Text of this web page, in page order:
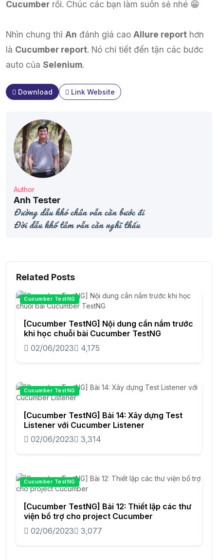
Cucumber rồi. Chúc các bạn làm suôn sẻ nhé 😁
Nhìn chung thì An đánh giá cao Allure report hơn
là Cucumber report. Nó chi tiết đến tận các bước
auto của Selenium.
Download Link Website
Author
Anh Tester
Đường dẫu khó chân vẫn cần bước đi
Đời dẫu khổ tâm vẫn cần nghĩ thấu
Related Posts
Cucumber TestNG
[Cucumber TestNG] Nội dung cần nắm trước
khi học chuỗi bài Cucumber TestNG
02/06/2023
4,175
Cucumber TestNG
[Cucumber TestNG] Bài 14: Xây dựng Test
Listener với Cucumber Listener
02/06/2023
3,314
Cucumber TestNG
[Cucumber TestNG] Bài 12: Thiết lập các thư
viện bổ trợ cho project Cucumber
02/06/2023
3,077